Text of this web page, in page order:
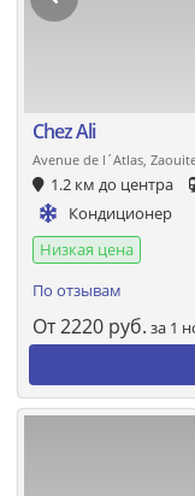
Chez Ali
Avenue de l´Atlas,
1.2 км до центра
Кондиционер
Низкая цена
По отзывам
От2220 руб. за 1